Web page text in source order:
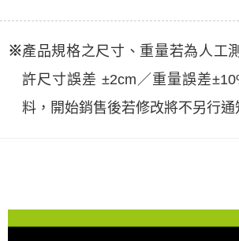
※產品規格之尺寸、重量若為人工
許尺寸誤差 ±2cm／重量誤差
料，開始銷售後若修改將不另行通